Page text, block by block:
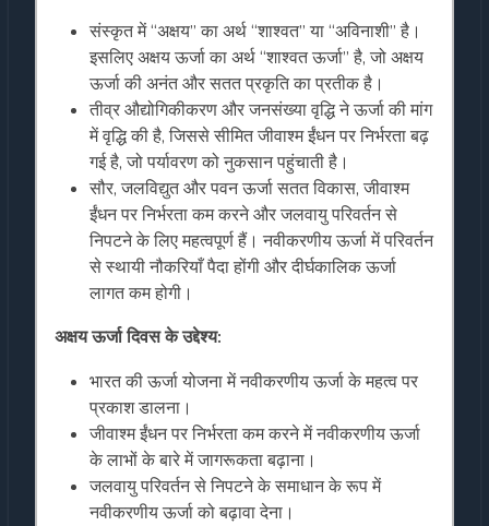
संस्कृत में “अक्षय” का अर्थ “शाश्वत” या “अविनाशी” है।
इसलिए अक्षय ऊर्जा का अर्थ “शाश्वत ऊर्जा” है, जो अक्षय
ऊर्जा की अनंत और सतत प्रकृति का प्रतीक है।
तीव्र औद्योगिकीकरण और जनसंख्या वृद्धि ने ऊर्जा की मांग
में वृद्धि की है, जिससे सीमित जीवाश्म ईंधन पर निर्भरता बढ़
गई है, जो पर्यावरण को नुकसान पहुंचाती है।
सौर, जलविद्युत और पवन ऊर्जा सतत विकास, जीवाश्म
ईंधन पर निर्भरता कम करने और जलवायु परिवर्तन से
निपटने के लिए महत्वपूर्ण हैं। नवीकरणीय ऊर्जा में परिवर्तन
से स्थायी नौकरियाँ पैदा होंगी और दीर्घकालिक ऊर्जा
लागत कम होगी।
अक्षय ऊर्जा दिवस के उद्देश्य:
भारत की ऊर्जा योजना में नवीकरणीय ऊर्जा के महत्व पर
प्रकाश डालना।
जीवाश्म ईंधन पर निर्भरता कम करने में नवीकरणीय ऊर्जा
के लाभों के बारे में जागरूकता बढ़ाना।
जलवायु परिवर्तन से निपटने के समाधान के रूप में
नवीकरणीय ऊर्जा को बढ़ावा देना।